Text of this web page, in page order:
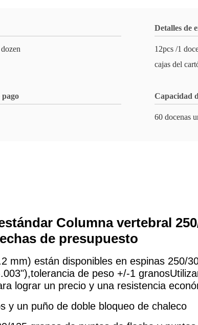
Detalles de
12pcs /1
cajas del
pago Capacidad
60 docenas
Columna vertebral
de presupuesto
mm) están disponibles en espinas 250/
de peso +/-1
lograr un precio y una resistencia
y un puño de doble bloqueo de chaleco